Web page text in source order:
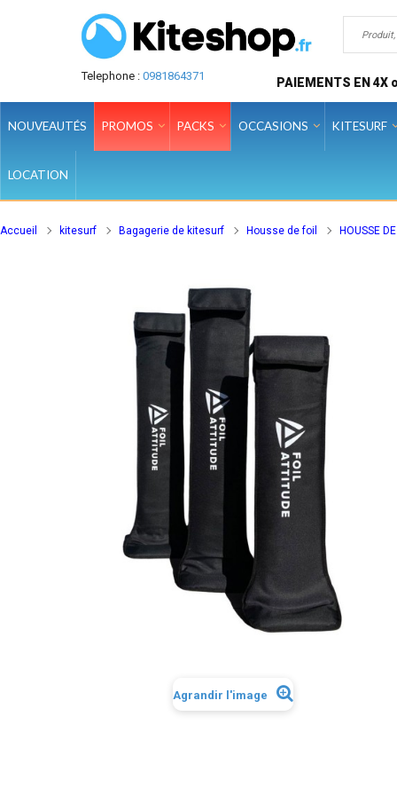
Telephone : 0981864371 PAIEMENTS EN 4X
NOUVEAUTÉS PROMOS PACKS OCCASIONS KITESURF
LOCATION
Accueil kitesurf Bagagerie de kitesurf Housse de foil HOUSSE
Agrandir l'image